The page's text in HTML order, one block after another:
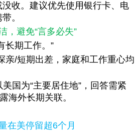
收。建议优先使用银行卡、电
带。
，避免“言多必失”
长期工作。”
亲/短期出差，家庭和工作重心均
国为“主要居住地”，回答需紧
海外长期关联。
在美停留超6个月